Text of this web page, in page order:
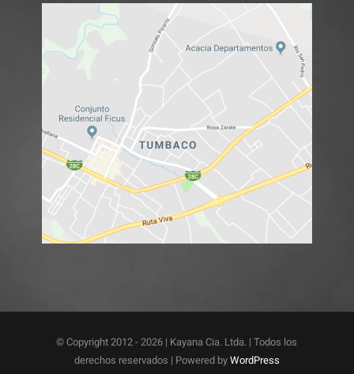
© Copyright 2012 -2026 | Kayana Cia. Ltda. | Todos los
derechos reservados | Powered byWordPress